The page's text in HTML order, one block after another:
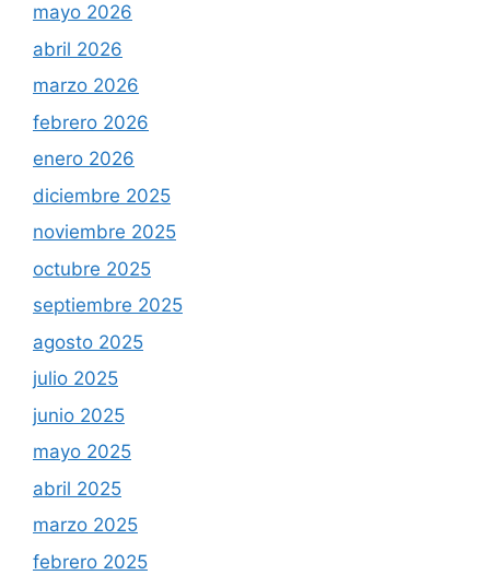
mayo 2026
abril 2026
marzo 2026
febrero 2026
enero 2026
diciembre 2025
noviembre 2025
octubre 2025
septiembre 2025
agosto 2025
julio 2025
junio 2025
mayo 2025
abril 2025
marzo 2025
febrero 2025